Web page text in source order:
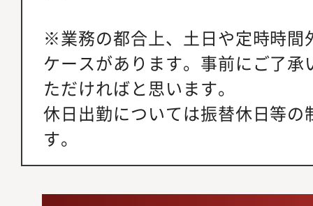
※業務の都合上、土日や定時時間
ケースがあります。事前にご了
ただければと思います。
休日出勤については振替休日等
す。